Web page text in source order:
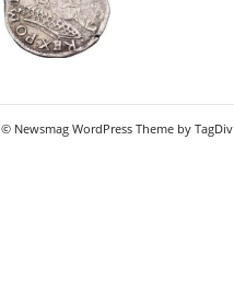
© Newsmag WordPress Theme by TagDiv